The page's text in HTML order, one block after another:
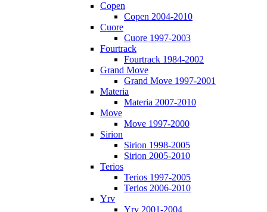
Copen
Copen 2004-2010
Cuore
Cuore 1997-2003
Fourtrack
Fourtrack 1984-2002
Grand Move
Grand Move 1997-2001
Materia
Materia 2007-2010
Move
Move 1997-2000
Sirion
Sirion 1998-2005
Sirion 2005-2010
Terios
Terios 1997-2005
Terios 2006-2010
Yrv
Yrv 2001-2004